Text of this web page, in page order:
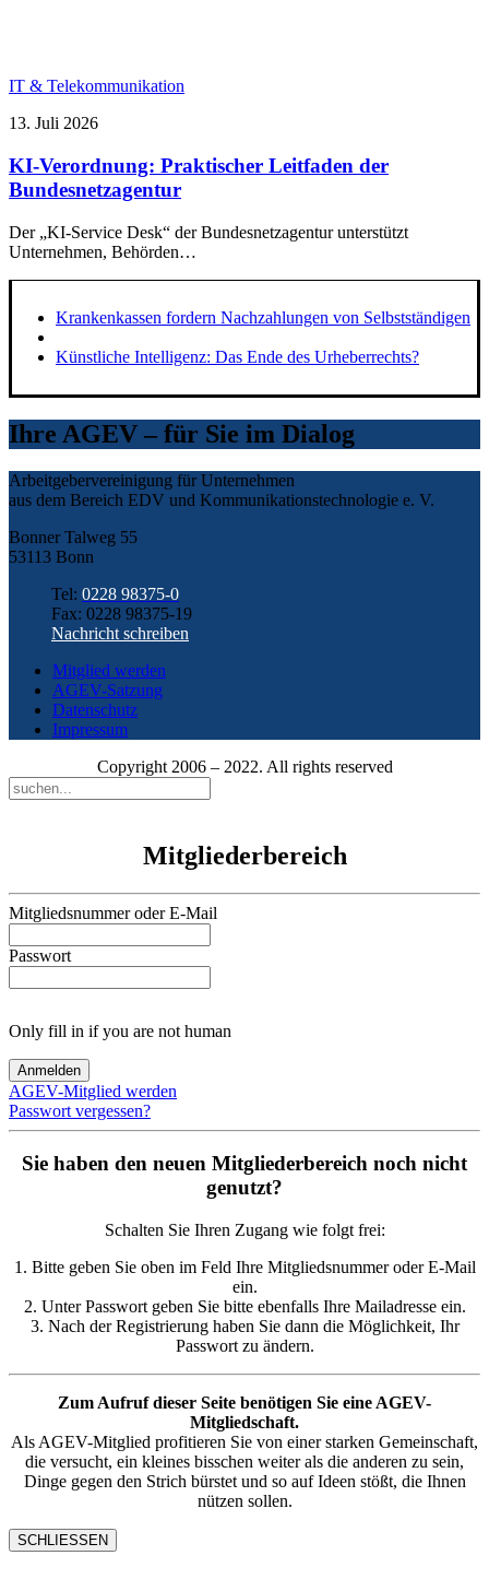
IT & Telekommunikation
13. Juli 2026
KI-Verordnung: Praktischer Leitfaden der
Bundesnetzagentur
Der „KI-Service Desk“ der Bundesnetzagentur unterstützt
Unternehmen, Behörden…
Krankenkassen fordern Nachzahlungen von Selbstständigen
Künstliche Intelligenz: Das Ende des Urheberrechts?
Ihre AGEV – für Sie im Dialog
Arbeitgebervereinigung für Unternehmen
aus dem Bereich EDV und Kommunikationstechnologie e. V.
Bonner Talweg 55
53113 Bonn
Tel: 0228 98375-0
Fax: 0228 98375-19
Nachricht schreiben
Mitglied werden
AGEV-Satzung
Datenschutz
Impressum
Copyright 2006 – 2022. All rights reserved
Mitgliederbereich
Mitgliedsnummer oder E-Mail
Passwort
Only fill in if you are not human
AGEV-Mitglied werden
Passwort vergessen?
Sie haben den neuen Mitgliederbereich noch nicht
genutzt?
Schalten Sie Ihren Zugang wie folgt frei:
1. Bitte geben Sie oben im Feld Ihre Mitgliedsnummer oder E-Mail
ein.
2. Unter Passwort geben Sie bitte ebenfalls Ihre Mailadresse ein.
3. Nach der Registrierung haben Sie dann die Möglichkeit, Ihr
Passwort zu ändern.
Zum Aufruf dieser Seite benötigen Sie eine AGEV-
Mitgliedschaft.
Als AGEV-Mitglied profitieren Sie von einer starken Gemeinschaft,
die versucht, ein kleines bisschen weiter als die anderen zu sein,
Dinge gegen den Strich bürstet und so auf Ideen stößt, die Ihnen
nützen sollen.
SCHLIESSEN